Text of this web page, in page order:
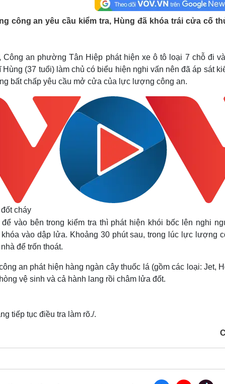
Quân sự - Quốc phòng
Phân tích
Thể thao
Thế giới thể thao
eSports
Hậu trường
Ô tô -
Tư vấn
Nhà đẹp
Blog
Tình yêu - Gia đình
Sân khấu - Điện ảnh
Âm nhạc
Di sản
Nghệ
Thời
Sao
công an yêu cầu kiểm tra, Hùng đã khóa trái cửa cố
Công an phường Tân Hiệp phát hiện xe ô tô loại 7 chỗ đi
(37 tuổi) làm chủ có biểu hiện nghi vấn nên đã áp sát
bất chấp yêu cầu mở cửa của lực lượng công an.
cháy
vào bên trong kiểm tra thì phát hiện khói bốc lên nghi
vào dập lửa. Khoảng 30 phút sau, trong lúc lực lượng
để trốn thoát.
an phát hiện hàng ngàn cây thuốc lá (gồm các loại: Jet,
vệ sinh và cả hành lang rồi châm lửa đốt.
tiếp tục điều tra làm rõ./.